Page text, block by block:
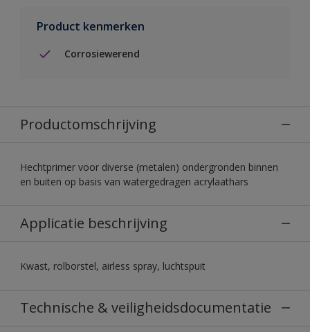
Product kenmerken
Corrosiewerend
Productomschrijving
Hechtprimer voor diverse (metalen) ondergronden binnen
en buiten op basis van watergedragen acrylaathars
Applicatie beschrijving
Kwast, rolborstel, airless spray, luchtspuit
Technische & veiligheidsdocumentatie